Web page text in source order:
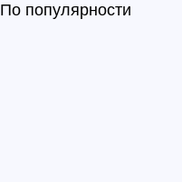
По популярности